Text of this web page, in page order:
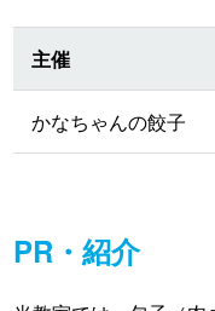
主催
かなちゃんの餃子
PR・紹介